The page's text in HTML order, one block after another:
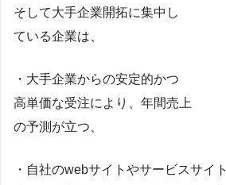
そして大手企業開拓に集中し
ている企業は、
・大手企業からの安定的かつ
高単価な受注により、年間売上
の予測が立つ、
・自社のwebサイトやサービスサイト